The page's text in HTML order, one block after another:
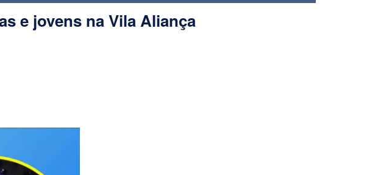
e jovens na Vila Aliança